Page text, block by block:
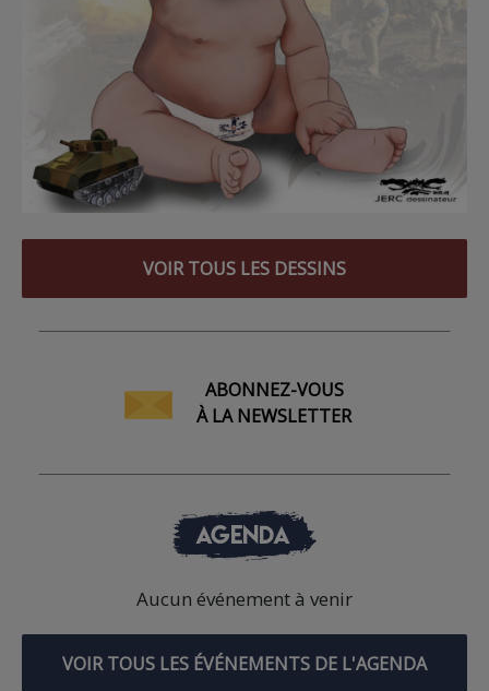
VOIR TOUS LES DESSINS
ABONNEZ-VOUS
À LA NEWSLETTER
AGENDA
Aucun événement à venir
VOIR TOUS LES ÉVÉNEMENTS DE L'AGENDA